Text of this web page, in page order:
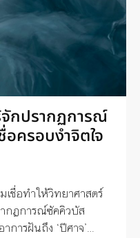
จักปรากฏการณ์
อครอบงำจิตใจ
เชื่อทำให้วิทยาศาสตร์
กฏการณ์ซัคคิวบัส
ารฝันถึง ‘ปีศาจ’